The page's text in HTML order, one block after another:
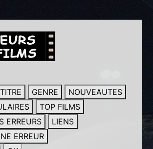
TITRE GENRE
NOUVEAUTES
TOP FILMS
ERREURS
LIENS
ERREUR